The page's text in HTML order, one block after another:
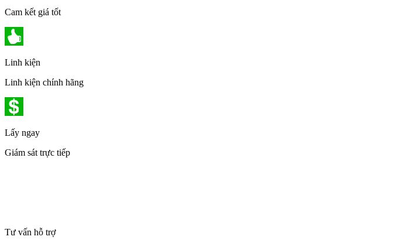
Cam kết giá tốt
Linh kiện
Linh kiện chính hãng
Lấy ngay
Giám sát trực tiếp
Tư vấn hỗ trợ